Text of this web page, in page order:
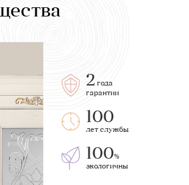
2 года
гарантии
100
лет службы
100%
экологичны